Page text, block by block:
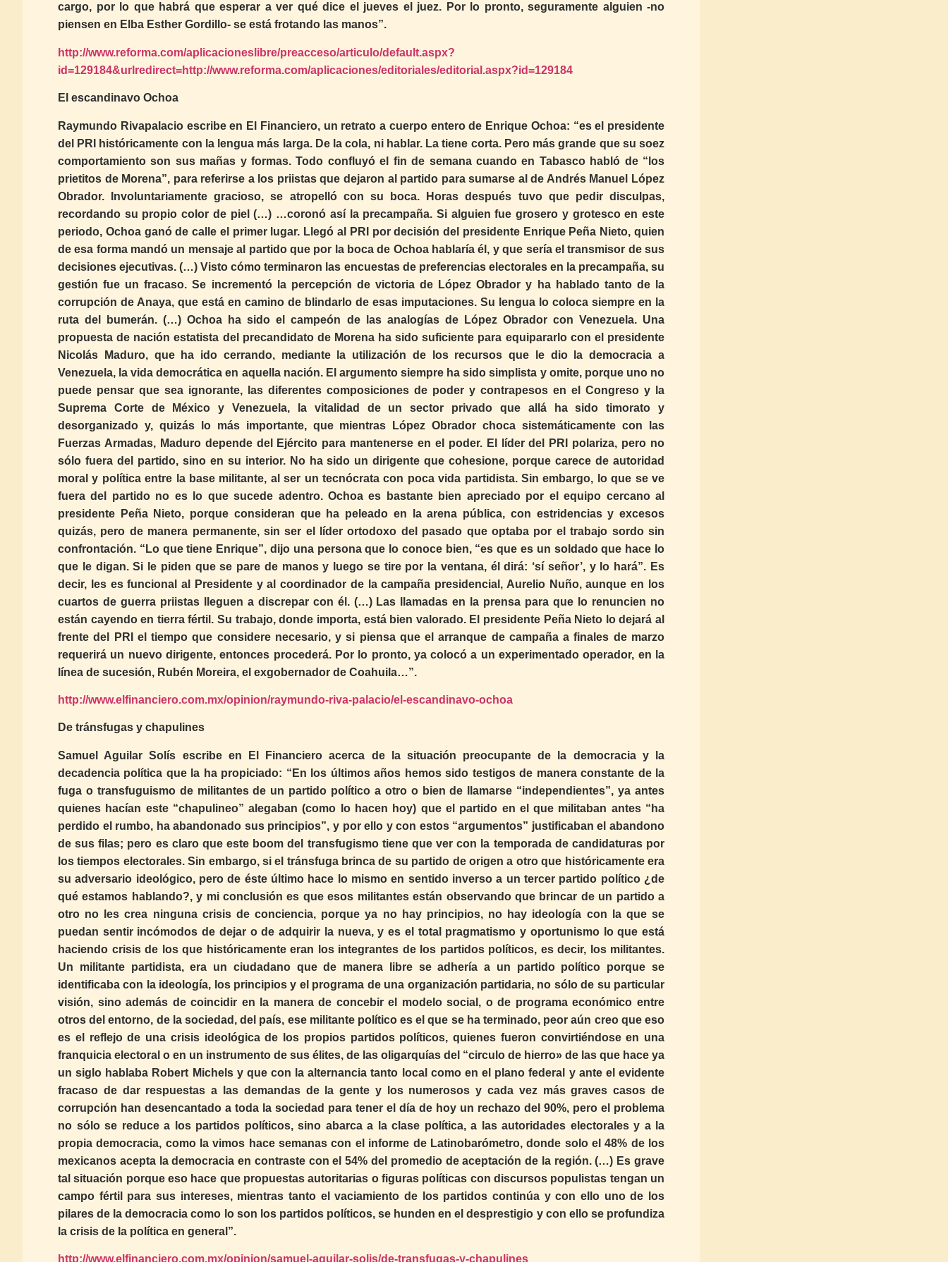
cargo, por lo que habrá que esperar a ver qué dice el jueves el juez. Por lo pronto, seguramente alguien -no
piensen en Elba Esther Gordillo- se está frotando las manos”.
http://www.reforma.com/aplicacioneslibre/preacceso/articulo/default.aspx?
id=129184&urlredirect=http://www.reforma.com/aplicaciones/editoriales/editorial.aspx?id=129184
El escandinavo Ochoa
Raymundo Rivapalacio escribe en El Financiero, un retrato a cuerpo entero de Enrique Ochoa: “es el presidente
del PRI históricamente con la lengua más larga. De la cola, ni hablar. La tiene corta. Pero más grande que su soez
comportamiento son sus mañas y formas. Todo confluyó el fin de semana cuando en Tabasco habló de “los
prietitos de Morena”, para referirse a los priistas que dejaron al partido para sumarse al de Andrés Manuel López
Obrador. Involuntariamente gracioso, se atropelló con su boca. Horas después tuvo que pedir disculpas,
recordando su propio color de piel (…) …coronó así la precampaña. Si alguien fue grosero y grotesco en este
periodo, Ochoa ganó de calle el primer lugar. Llegó al PRI por decisión del presidente Enrique Peña Nieto, quien
de esa forma mandó un mensaje al partido que por la boca de Ochoa hablaría él, y que sería el transmisor de sus
decisiones ejecutivas. (…) Visto cómo terminaron las encuestas de preferencias electorales en la precampaña, su
gestión fue un fracaso. Se incrementó la percepción de victoria de López Obrador y ha hablado tanto de la
corrupción de Anaya, que está en camino de blindarlo de esas imputaciones. Su lengua lo coloca siempre en la
ruta del bumerán. (…) Ochoa ha sido el campeón de las analogías de López Obrador con Venezuela. Una
propuesta de nación estatista del precandidato de Morena ha sido suficiente para equipararlo con el presidente
Nicolás Maduro, que ha ido cerrando, mediante la utilización de los recursos que le dio la democracia a
Venezuela, la vida democrática en aquella nación. El argumento siempre ha sido simplista y omite, porque uno no
puede pensar que sea ignorante, las diferentes composiciones de poder y contrapesos en el Congreso y la
Suprema Corte de México y Venezuela, la vitalidad de un sector privado que allá ha sido timorato y
desorganizado y, quizás lo más importante, que mientras López Obrador choca sistemáticamente con las
Fuerzas Armadas, Maduro depende del Ejército para mantenerse en el poder. El líder del PRI polariza, pero no
sólo fuera del partido, sino en su interior. No ha sido un dirigente que cohesione, porque carece de autoridad
moral y política entre la base militante, al ser un tecnócrata con poca vida partidista. Sin embargo, lo que se ve
fuera del partido no es lo que sucede adentro. Ochoa es bastante bien apreciado por el equipo cercano al
presidente Peña Nieto, porque consideran que ha peleado en la arena pública, con estridencias y excesos
quizás, pero de manera permanente, sin ser el líder ortodoxo del pasado que optaba por el trabajo sordo sin
confrontación. “Lo que tiene Enrique”, dijo una persona que lo conoce bien, “es que es un soldado que hace lo
que le digan. Si le piden que se pare de manos y luego se tire por la ventana, él dirá: ‘sí señor’, y lo hará”. Es
decir, les es funcional al Presidente y al coordinador de la campaña presidencial, Aurelio Nuño, aunque en los
cuartos de guerra priistas lleguen a discrepar con él. (…) Las llamadas en la prensa para que lo renuncien no
están cayendo en tierra fértil. Su trabajo, donde importa, está bien valorado. El presidente Peña Nieto lo dejará al
frente del PRI el tiempo que considere necesario, y si piensa que el arranque de campaña a finales de marzo
requerirá un nuevo dirigente, entonces procederá. Por lo pronto, ya colocó a un experimentado operador, en la
línea de sucesión, Rubén Moreira, el exgobernador de Coahuila…”.
http://www.elfinanciero.com.mx/opinion/raymundo-riva-palacio/el-escandinavo-ochoa
De tránsfugas y chapulines
Samuel Aguilar Solís escribe en El Financiero acerca de la situación preocupante de la democracia y la
decadencia política que la ha propiciado: “En los últimos años hemos sido testigos de manera constante de la
fuga o transfuguismo de militantes de un partido político a otro o bien de llamarse “independientes”, ya antes
quienes hacían este “chapulineo” alegaban (como lo hacen hoy) que el partido en el que militaban antes “ha
perdido el rumbo, ha abandonado sus principios”, y por ello y con estos “argumentos” justificaban el abandono
de sus filas; pero es claro que este boom del transfugismo tiene que ver con la temporada de candidaturas por
los tiempos electorales. Sin embargo, si el tránsfuga brinca de su partido de origen a otro que históricamente era
su adversario ideológico, pero de éste último hace lo mismo en sentido inverso a un tercer partido político ¿de
qué estamos hablando?, y mi conclusión es que esos militantes están observando que brincar de un partido a
otro no les crea ninguna crisis de conciencia, porque ya no hay principios, no hay ideología con la que se
puedan sentir incómodos de dejar o de adquirir la nueva, y es el total pragmatismo y oportunismo lo que está
haciendo crisis de los que históricamente eran los integrantes de los partidos políticos, es decir, los militantes.
Un militante partidista, era un ciudadano que de manera libre se adhería a un partido político porque se
identificaba con la ideología, los principios y el programa de una organización partidaria, no sólo de su particular
visión, sino además de coincidir en la manera de concebir el modelo social, o de programa económico entre
otros del entorno, de la sociedad, del país, ese militante político es el que se ha terminado, peor aún creo que eso
es el reflejo de una crisis ideológica de los propios partidos políticos, quienes fueron convirtiéndose en una
franquicia electoral o en un instrumento de sus élites, de las oligarquías del “circulo de hierro» de las que hace ya
un siglo hablaba Robert Michels y que con la alternancia tanto local como en el plano federal y ante el evidente
fracaso de dar respuestas a las demandas de la gente y los numerosos y cada vez más graves casos de
corrupción han desencantado a toda la sociedad para tener el día de hoy un rechazo del 90%, pero el problema
no sólo se reduce a los partidos políticos, sino abarca a la clase política, a las autoridades electorales y a la
propia democracia, como la vimos hace semanas con el informe de Latinobarómetro, donde solo el 48% de los
mexicanos acepta la democracia en contraste con el 54% del promedio de aceptación de la región. (…) Es grave
tal situación porque eso hace que propuestas autoritarias o figuras políticas con discursos populistas tengan un
campo fértil para sus intereses, mientras tanto el vaciamiento de los partidos continúa y con ello uno de los
pilares de la democracia como lo son los partidos políticos, se hunden en el desprestigio y con ello se profundiza
la crisis de la política en general”.
http://www.elfinanciero.com.mx/opinion/samuel-aguilar-solis/de-transfugas-y-chapulines